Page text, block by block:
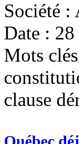
Société :
Date :
Mots
clause